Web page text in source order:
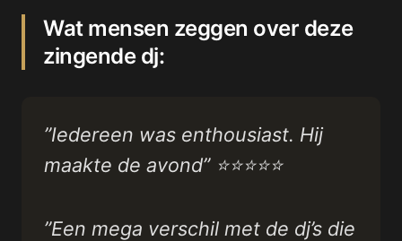
Wat mensen zeggen over deze
zingende dj:
”Iedereen was enthousiast. Hij
maakte de avond” ⭐⭐⭐⭐⭐
”Een mega verschil met de dj’s die